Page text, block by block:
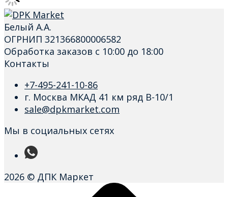
Белый А.А.
ОГРНИП 321366800006582
Обработка заказов с 10:00 до 18:00
Контакты
+7-495-241-10-86
г. Москва МКАД 41 км ряд В-10/1
sale@dpkmarket.com
Мы в социальных сетях
2026 © ДПК Маркет